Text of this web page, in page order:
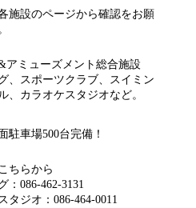
施設のページから確認をお願
アミューズメント総合施設
、 スポーツクラブ、 スイミン
、 カラオケスタジオなど。
駐車場500台完備！
ちらから
：086-462-3131
タジオ：086-464-0011